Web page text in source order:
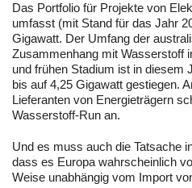
Das Portfolio für Projekte von
umfasst (mit Stand für das Jahr
Gigawatt. Der Umfang der
Zusammenhang mit Wasserstoff
und frühen Stadium ist in diesem
bis auf 4,25 Gigawatt gestiegen.
Lieferanten von Energieträgern
Wasserstoff-Run an.
Und es muss auch die Tatsache
dass es Europa wahrscheinlich
Weise unabhängig vom Import